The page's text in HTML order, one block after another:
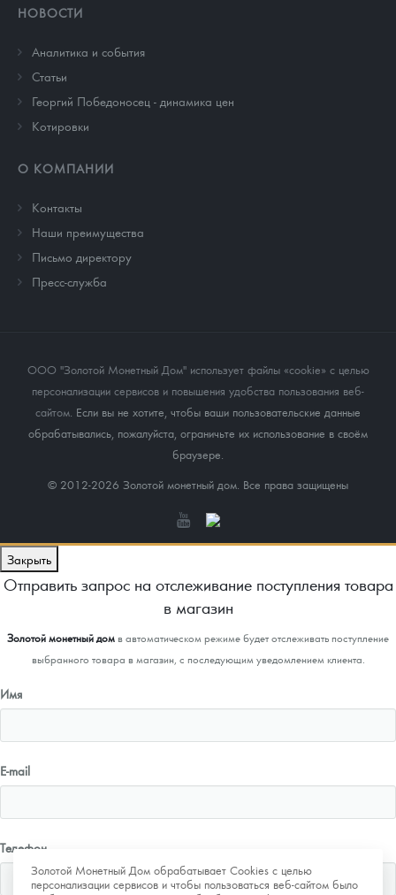
НОВОСТИ
Аналитика и события
Cтатьи
Георгий Победоносец - динамика цен
Котировки
О КОМПАНИИ
Контакты
Наши преимущества
Письмо директору
Пресс-служба
ООО "Золотой Монетный Дом" использует файлы «cookie» с целью
персонализации сервисов и повышения удобства пользования веб-
сайтом. Если вы не хотите, чтобы ваши пользовательские данные
обрабатывались, пожалуйста, ограничьте их использование в своём
браузере.
© 2012-2026 Золотой монетный дом. Все права защищены
Золотой Монетный Дом обрабатывает Cookies с целью
персонализации сервисов и чтобы пользоваться веб-сайтом было
Закрыть
Отправить запрос на отслеживание поступления товара
в магазин
Золотой монетный домв автоматическом режиме будет отслеживать поступление
выбранного товара в магазин, с последующим уведомлением клиента.
Имя
E-mail
Телефон